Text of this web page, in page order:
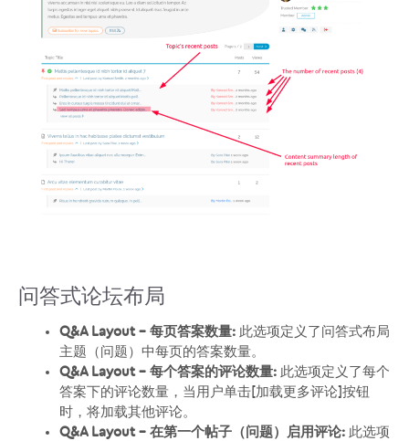
问答式论坛布局
Q&A Layout – 每页答案数量: 此选项定义了问答式布局
主题（问题）中每页的答案数量。
Q&A Layout – 每个答案的评论数量: 此选项定义了每个
答案下的评论数量，当用户单击[加载更多评论]按钮
时，将加载其他评论。
Q&A Layout – 在第一个帖子（问题）启用评论: 此选项